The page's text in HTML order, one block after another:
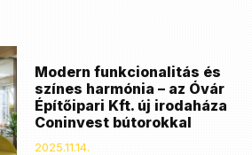
Modern funkcionalitás és
színes harmónia – az Óvár
Építőipari Kft. új irodaháza
Coninvest bútorokkal
2025.11.14.